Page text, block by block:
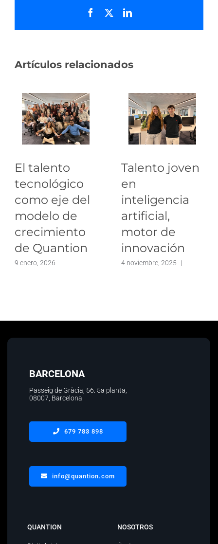
Facebook LinkedIn
Artículos relacionados
El talento
tecnológico
como eje del
modelo de
crecimiento
de Quantion
9 enero, 2026
Talento joven
en
inteligencia
artificial,
motor de
innovación
4 noviembre, 2025 |
BARCELONA
Passeig de Gràcia, 56. 5a planta
08007, Barcelona
679 783 898
info@quantion.com
QUANTION NOSOTROS